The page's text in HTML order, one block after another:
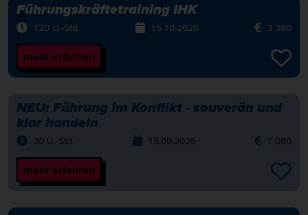
Führungskräftetraining IHK
120 U.-Std. 15.10.2026 3 380
mehr erfahren
NEU: Führung im Konflikt - souverän und
klar handeln
20 U.-Std. 15.09.2026 1 080
mehr erfahren